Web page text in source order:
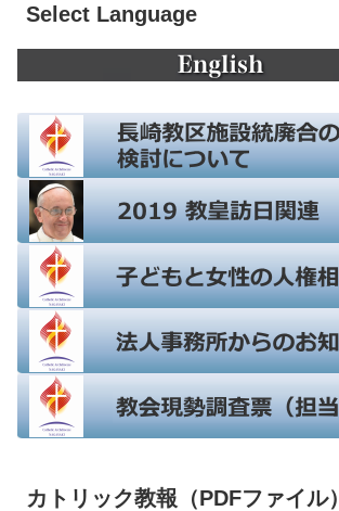
Select Language
カトリック教報（PDFファイル）